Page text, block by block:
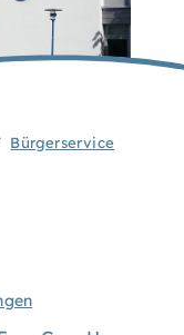
Bürgerservice